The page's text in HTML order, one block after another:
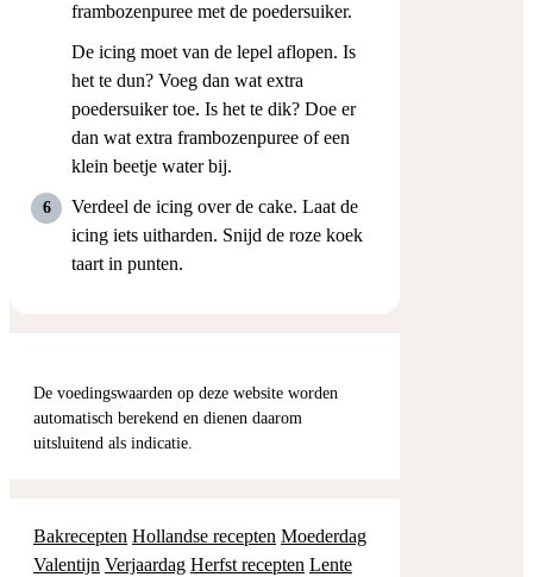
frambozenpuree met de poedersuiker.
De icing moet van de lepel aflopen. Is
het te dun? Voeg dan wat extra
poedersuiker toe. Is het te dik? Doe er
dan wat extra frambozenpuree of een
klein beetje water bij.
Verdeel de icing over de cake. Laat de
icing iets uitharden. Snijd de roze koek
taart in punten.
De voedingswaarden op deze website worden
automatisch berekend en dienen daarom
uitsluitend als indicatie.
Bakrecepten Hollandse recepten Moederdag
Valentijn Verjaardag Herfst recepten Lente